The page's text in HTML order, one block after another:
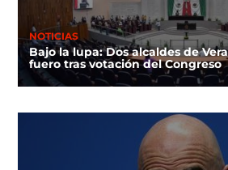
NOTICIAS
Bajo la lupa: Dos alcaldes de
fuero tras votación del Congreso